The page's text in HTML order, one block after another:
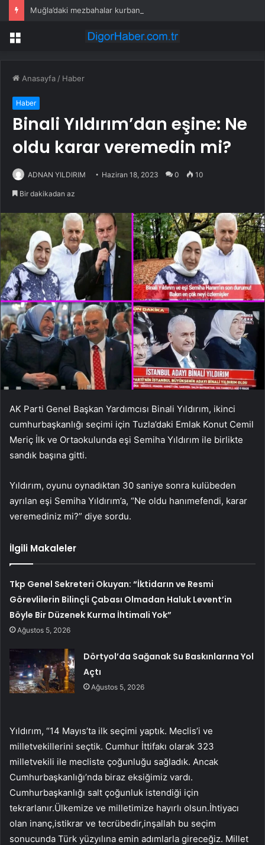
Muğla’daki mezbahalar kurban kesimine hazır
Menü
Anasayfa / Haber
Haber
Binali Yıldırım’dan eşine: Ne
oldu karar veremedin mi?
ADNAN YILDIRIM Haziran 18, 2023 0 10
Bir dakikadan az
AK Parti Genel Başkan Yardımcısı Binali Yıldırım, ikinci
cumhurbaşkanlığı seçimi için Tuzla’daki Emlak Konut Cemil
Meriç İlk ve Ortaokulunda eşi Semiha Yıldırım ile birlikte
sandık başına gitti.
Yıldırım, oyunu oynadıktan 30 saniye sonra kulübeden
ayrılan eşi Semiha Yıldırım’a, “Ne oldu hanımefendi, karar
veremediniz mi?” diye sordu.
İlgili Makaleler
Tkp Genel Sekreteri Okuyan: “İktidarın ve Resmi
Görevlilerin Bilinçli Çabası Olmadan Haluk Levent’in
Böyle Bir Düzenek Kurma İhtimali Yok”
Ağustos 5, 2026
Dörtyol’da Sağanak Su Baskınlarına Yol
Açtı
Ağustos 5, 2026
Yıldırım, “14 Mayıs’ta ilk seçimi yaptık. Meclis’i ve
milletvekillerini seçtik. Cumhur İttifakı olarak 323
milletvekili ile mecliste çoğunluğu sağladık. Ancak
Cumhurbaşkanlığı’nda biraz eksiğimiz vardı.
Cumhurbaşkanlığı salt çoğunluk istendiği için
tekrarlanır.Ülkemize ve milletimize hayırlı olsun.İhtiyacı
olan inanç,istikrar ve tecrübedir,inşallah bu seçim
sonucunda Türk yüzyılına emin adımlarla gireceğiz. Millet